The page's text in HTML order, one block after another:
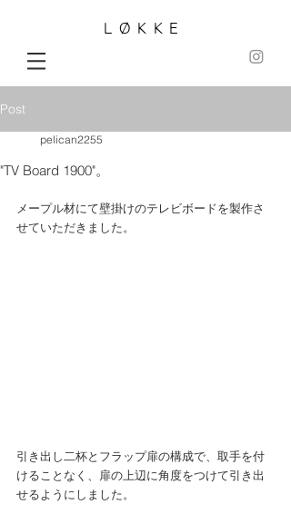
LØKKE
Post
"TV Board 1900"。
pelican2255
メープル材にて壁掛けのテレビボードを製作さ
せていただきました。
引き出し二杯とフラップ扉の構成で、取手を付
けることなく、扉の上辺に角度をつけて引き出
せるようにしました。